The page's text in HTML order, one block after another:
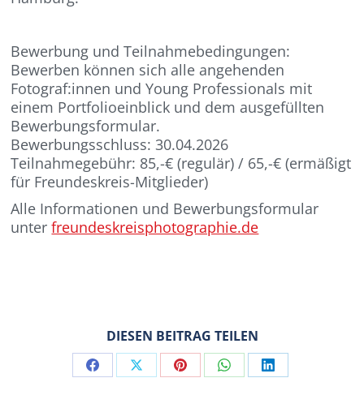
Bewerbung und Teilnahmebedingungen:
Bewerben können sich alle angehenden
Fotograf:innen und Young Professionals mit
einem Portfolioeinblick und dem ausgefüllten
Bewerbungsformular.
Bewerbungsschluss: 30.04.2026
Teilnahmegebühr: 85,-€ (regulär) / 65,-€ (ermäßigt
für Freundeskreis-Mitglieder)
Alle Informationen und Bewerbungsformular
unterfreundeskreisphotographie.de
DIESEN BEITRAG TEILEN
Share Share Share Share Share